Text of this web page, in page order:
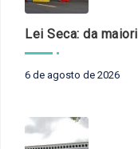
Lei Seca: da maioridade à maturidade
6 de agosto de 2026